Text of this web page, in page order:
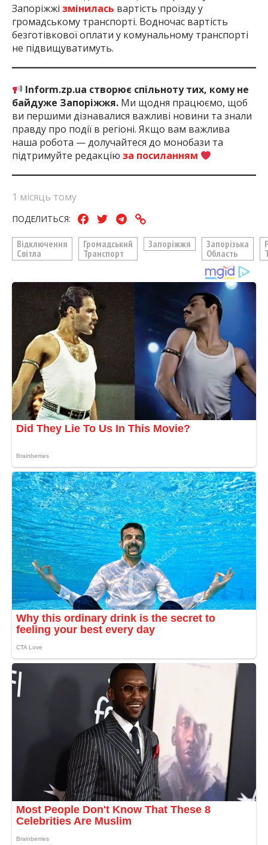
Запоріжжі змінилась вартість проїзду у
громадському транспорті. Водночас вартість
безготівкової оплати у комунальному транспорті
не підвищуватимуть.
Inform.zp.ua створює спільноту тих, кому не
байдуже Запоріжжя. Ми щодня працюємо, щоб
ви першими дізнавалися важливі новини та знали
правду про події в регіоні. Якщо вам важлива
наша робота — долучайтеся до монобази та
підтримуйте редакцію за посиланням
1 місяць тому
ПОДЕЛИТЬСЯ:
Відключення
Світла
Громадський
Транспорт
Запоріжжя
Запорізька
Область